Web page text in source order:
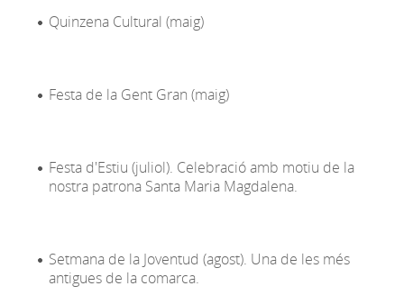
Quinzena Cultural (maig)
Festa de la Gent Gran (maig)
Festa d'Estiu (juliol). Celebració amb motiu de la
nostra patrona Santa Maria Magdalena.
Setmana de la Joventud (agost). Una de les més
antigues de la comarca.